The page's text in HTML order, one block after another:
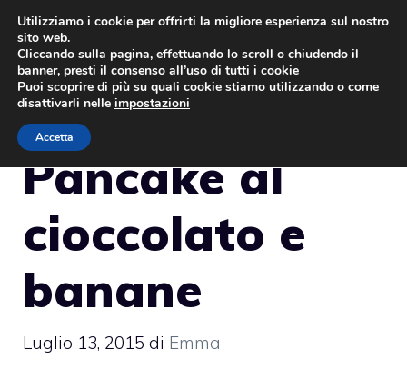
Vai
contenuto
Pancake al
cioccolato e
banane
Luglio 13, 2015 di Emma
Utilizziamo i cookie per offrirti la migliore esperienza sul nostro
sito web.
Cliccando sulla pagina, effettuando lo scroll o chiudendo il
banner, presti il consenso all’uso di tutti i cookie
Puoi scoprire di più su quali cookie stiamo utilizzando o come
disattivarli nelle impostazioni
Accetta